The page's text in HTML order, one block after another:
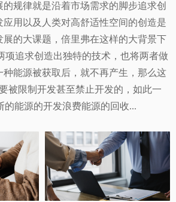
规律就是沿着市场需求的脚步追求创
应用以及人类对高舒适性空间的创造是
展的大课题，倍里弗在这样的大背景下
项追求创造出独特的技术，也将两者做
种能源被获取后，就不再产生，那么这
被限制开发甚至禁止开发的，如此一
的能源的开发浪费能源的回收...